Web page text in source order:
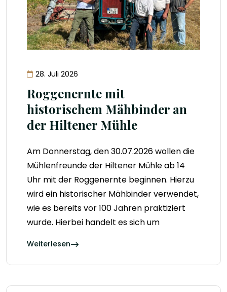
28. Juli 2026
Roggenernte mit
historischem Mähbinder an
der Hiltener Mühle
Am Donnerstag, den 30.07.2026 wollen die
Mühlenfreunde der Hiltener Mühle ab 14
Uhr mit der Roggenernte beginnen. Hierzu
wird ein historischer Mähbinder verwendet,
wie es bereits vor 100 Jahren praktiziert
wurde. Hierbei handelt es sich um
Weiterlesen